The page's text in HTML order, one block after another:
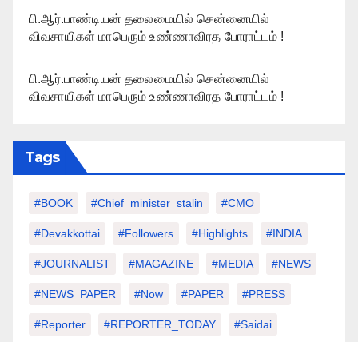
பி.ஆர்.பாண்டியன் தலைமையில் சென்னையில்
விவசாயிகள் மாபெரும் உண்ணாவிரத போராட்டம் !
பி.ஆர்.பாண்டியன் தலைமையில் சென்னையில்
விவசாயிகள் மாபெரும் உண்ணாவிரத போராட்டம் !
Tags
#BOOK #chief_minister_stalin #CMO
#devakkottai #followers #highlights #INDIA
#JOURNALIST #MAGAZINE #MEDIA #NEWS
#NEWS_PAPER #Now #PAPER #PRESS
#Reporter #REPORTER_TODAY #saidai